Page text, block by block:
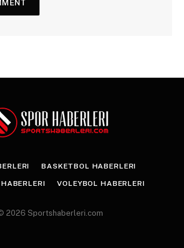
BASKETBOL HABERLERI
VOLEYBOL HABERLERI
2026 Sportshaberleri.com